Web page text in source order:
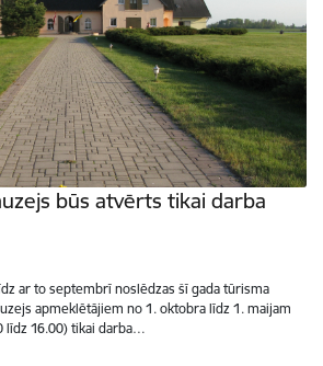
būs atvērts tikai darba
ar to septembrī noslēdzas šī gada tūrisma
apmeklētājiem no 1. oktobra līdz 1. maijam
līdz 16.00) tikai darba…